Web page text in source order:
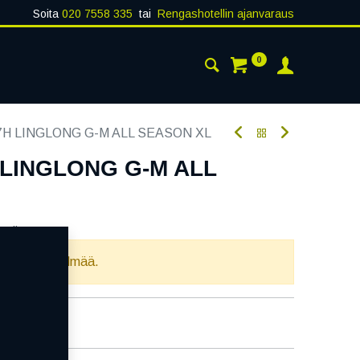
Soita 020 7558 335 tai Rengashotellin ajanvaraus
0
LINGLONG G-M ALL SEASON XL
G-M ALL
295910
yhdistelmää.